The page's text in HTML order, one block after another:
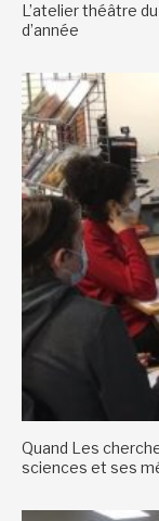
L’atelier théâtre
d’année
Quand Les
sciences et ses